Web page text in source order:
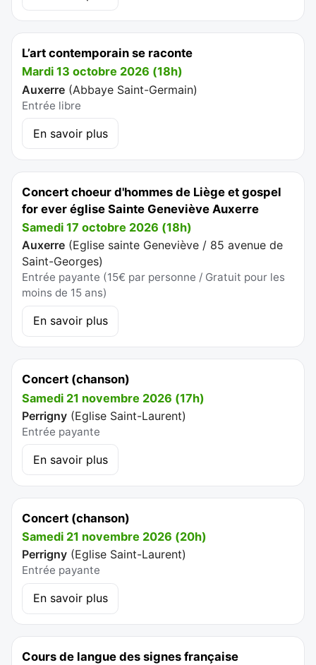
L’art contemporain se raconte
Mardi 13 octobre 2026 (18h)
Auxerre (Abbaye Saint-Germain)
Entrée libre
En savoir plus
Concert choeur d'hommes de Liège et gospel
for ever église Sainte Geneviève Auxerre
Samedi 17 octobre 2026 (18h)
Auxerre (Eglise sainte Geneviève / 85 avenue de
Saint-Georges)
Entrée payante (15€ par personne / Gratuit pour les
moins de 15 ans)
En savoir plus
Concert (chanson)
Samedi 21 novembre 2026 (17h)
Perrigny (Eglise Saint-Laurent)
Entrée payante
En savoir plus
Concert (chanson)
Samedi 21 novembre 2026 (20h)
Perrigny (Eglise Saint-Laurent)
Entrée payante
En savoir plus
Cours de langue des signes française